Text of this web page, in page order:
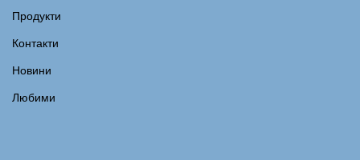
Продукти
Контакти
Новини
Любими